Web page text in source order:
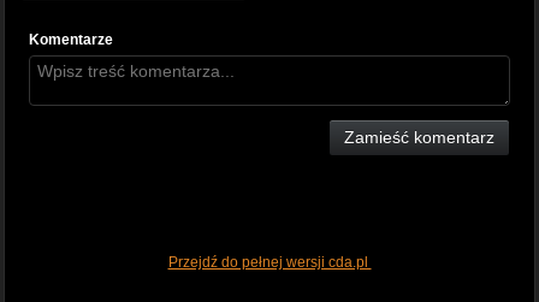
Komentarze
Zamieść komentarz
Przejdź do pełnej wersji cda.pl